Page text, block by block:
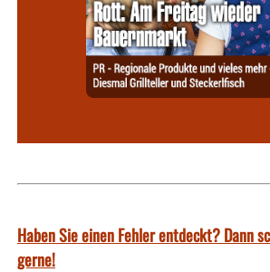
Haben Sie einen Fehler entdeckt? Dann
gerne!